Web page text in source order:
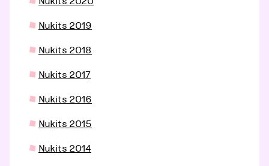
Nukits 2019
Nukits 2018
Nukits 2017
Nukits 2016
Nukits 2015
Nukits 2014